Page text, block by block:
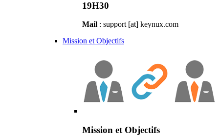
19H30
Mail : support [at] keynux.com
Mission et Objectifs
Mission et Objectifs